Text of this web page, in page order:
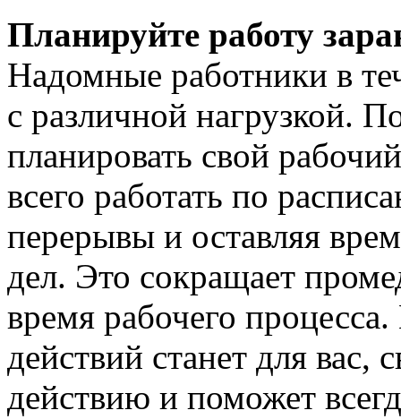
Планируйте работу
Надомные работники в
с различной нагрузкой.
планировать свой
всего работать по
перерывы и оставляя
дел. Это сокращает
время рабочего
действий станет для вас,
действию и поможет